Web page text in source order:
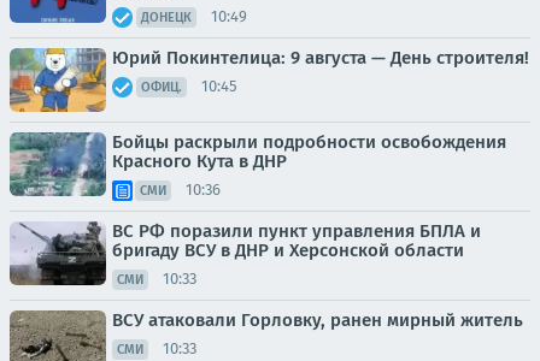
ДОНЕЦК 10:49
Юрий Покинтелица: 9 августа — День строителя!
ОФИЦ. 10:45
Бойцы раскрыли подробности освобождения
Красного Кута в ДНР
СМИ 10:36
ВС РФ поразили пункт управления БПЛА и
бригаду ВСУ в ДНР и Херсонской области
СМИ 10:33
ВСУ атаковали Горловку, ранен мирный житель
СМИ 10:33